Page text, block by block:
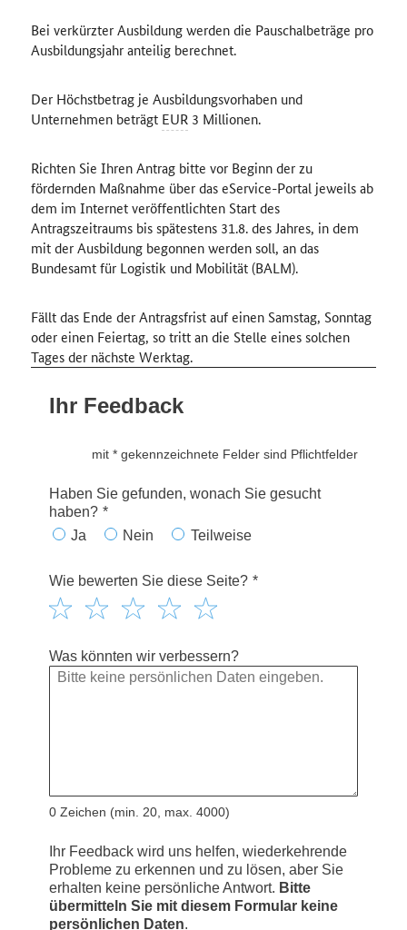
Bei verkürzter Ausbildung werden die Pauschalbeträge pro
Ausbildungsjahr anteilig berechnet.
Der Höchstbetrag je Ausbildungsvorhaben und
Unternehmen beträgt EUR3 Millionen.
Richten Sie Ihren Antrag bitte vor Beginn der zu
fördernden Maßnahme über das eService-Portal jeweils ab
dem im Internet veröffentlichten Start des
Antragszeitraums bis spätestens 31.8. des Jahres, in dem
mit der Ausbildung begonnen werden soll, an das
Bundesamt für Logistik und Mobilität (BALM).
Fällt das Ende der Antragsfrist auf einen Samstag, Sonntag
oder einen Feiertag, so tritt an die Stelle eines solchen
Tages der nächste Werktag.